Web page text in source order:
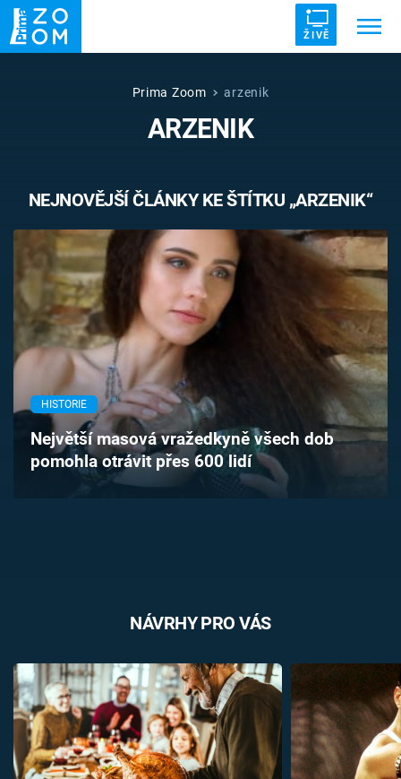
ŽIVĚ
UFO DRUHÁ SVĚTOVÁ VÁLKA
VETŘELCI DÁVNOVĚKU
Témata
Témata
Pořady
TV Program
Časopis
Sledujte prima+
Prima Zoom arzenik
ARZENIK
NEJNOVĚJŠÍ ČLÁNKY KE ŠTÍTKU „ARZENIK“
HISTORIE
Největší masová vražedkyně všech dob
pomohla otrávit přes 600 lidí
NÁVRHY PRO VÁS